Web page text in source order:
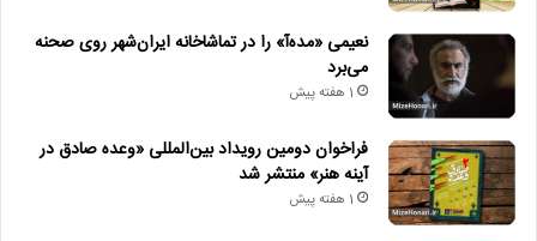
نعیمی «مده‌آ» را در تماشاخانه ایران‌شهر روی صحنه
می‌برد
1 هفته پیش
فراخوان دومین رویداد بین‌المللی «وعده صادق در
آینه هنر» منتشر شد
1 هفته پیش